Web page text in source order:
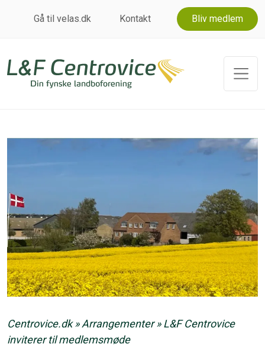
Gå til velas.dk Kontakt Bliv medlem
Centrovice.dk»Arrangementer»L&F Centrovice
inviterer til medlemsmøde